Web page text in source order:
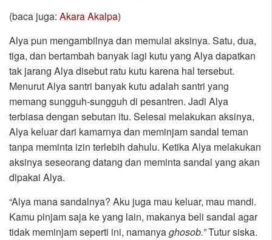
(baca juga: Akara Akalpa)
Alya pun mengambilnya dan memulai aksinya. Satu, dua,
tiga, dan bertambah banyak lagi kutu yang Alya dapatkan
tak jarang Alya disebut ratu kutu karena hal tersebut.
Menurut Alya santri banyak kutu adalah santri yang
memang sungguh-sungguh di pesantren. Jadi Alya
terbiasa dengan sebutan itu. Selesai melakukan aksinya,
Alya keluar dari kamarnya dan meminjam sandal teman
tanpa meminta izin terlebih dahulu. Ketika Alya melakukan
aksinya seseorang datang dan meminta sandal yang akan
dipakai Alya.
“Alya mana sandalnya? Aku juga mau keluar, mau mandi.
Kamu pinjam saja ke yang lain, makanya beli sandal agar
tidak meminjam seperti ini, namanyaghosob.”Tutur siska.